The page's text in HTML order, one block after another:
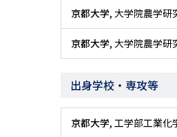
京都大学, 大学院農学研
京都大学, 大学院農学研
出身学校・専攻等
京都大学, 工学部工業